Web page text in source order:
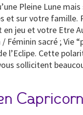
Pleine Lune
sur votre famille.
jeu et votre Etre
sacré ;
l’Eclipe. Cette
sollicitent